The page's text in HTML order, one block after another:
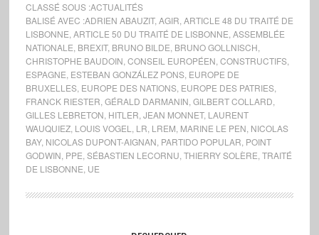
CLASSÉ SOUS :ACTUALITÉS
BALISÉ AVEC :ADRIEN ABAUZIT, AGIR ARTICLE 48 DU TRAITÉ DE
LISBONNE ARTICLE 50 DU TRAITÉ DE LISBONNE ASSEMBLÉE
NATIONALE BREXIT, BRUNO BILDE BRUNO GOLLNISCH
CHRISTOPHE BAUDOIN CONSEIL EUROPÉEN CONSTRUCTIFS,
ESPAGNE ESTEBAN GONZÁLEZ PONS, EUROPE DE
BRUXELLES, EUROPE DES NATIONS, EUROPE DES PATRIES,
FRANCK RIESTER GÉRALD DARMANIN GILBERT COLLARD
GILLES LEBRETON HITLER JEAN MONNET, LAURENT
WAUQUIEZ, LOUIS VOGEL LR LREM MARINE LE PEN NICOLAS
BAY, NICOLAS DUPONT-AIGNAN PARTIDO POPULAR POINT
GODWIN PPE SÉBASTIEN LECORNU THIERRY SOLÈRE TRAITÉ
DE LISBONNE UE